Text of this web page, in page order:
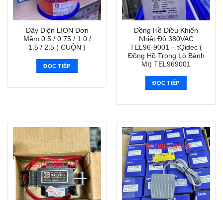
Dây Điện LION Đơn
Mềm 0.5 / 0.75 / 1.0 /
1.5 / 2.5 ( CUỘN )
ĐỌC TIẾP
Đồng Hồ Điều Khiển
Nhiệt Độ 380VAC
TEL96-9001 – tQidec (
Đồng Hồ Trong Lò Bánh
Mì) TEL969001
ĐỌC TIẾP